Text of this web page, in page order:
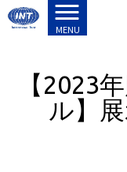
MENU
株式会社インターナショナ
【2023年度 卒業式袴レンタ
【2023
ル】